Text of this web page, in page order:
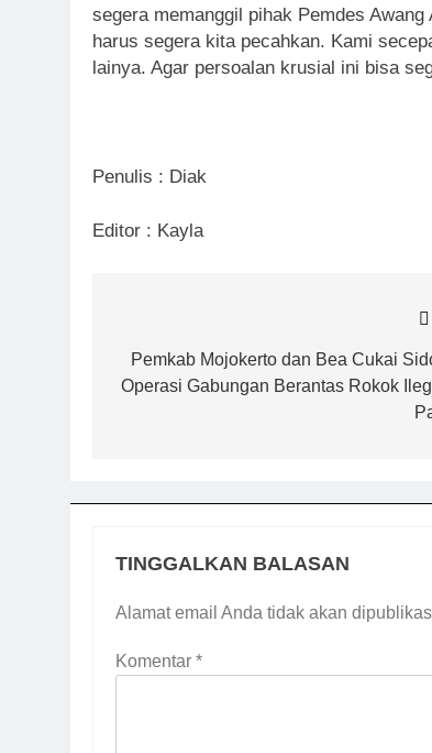
segera memanggil pihak Pemdes
harus segera kita pecahkan. Kami
lainya. Agar persoalan krusial ini bisa
Penulis : Diak
Editor : Kayla
Pemkab Mojokerto dan Bea Cukai
Operasi Gabungan Berantas Rokok
TINGGALKAN BALASAN
Alamat email Anda tidak akan
Komentar *